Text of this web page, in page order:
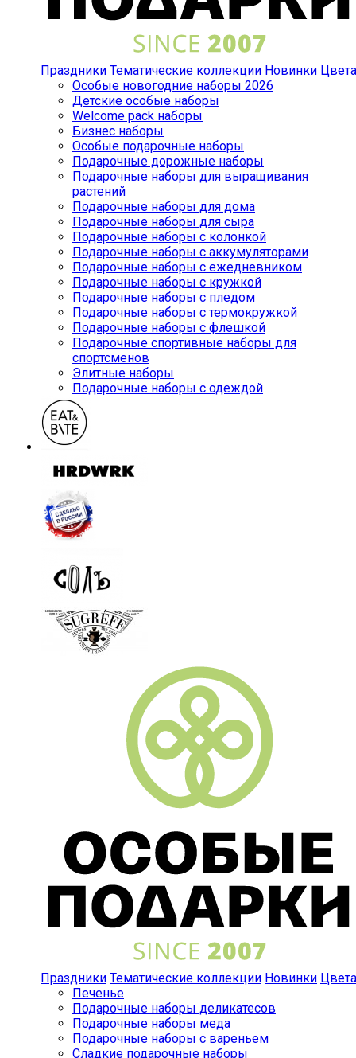
Праздники Тематические коллекции Новинки Цвета
Особые новогодние наборы 2026
Детские особые наборы
Welcome pack наборы
Бизнес наборы
Особые подарочные наборы
Подарочные дорожные наборы
Подарочные наборы для выращивания
растений
Подарочные наборы для дома
Подарочные наборы для сыра
Подарочные наборы с колонкой
Подарочные наборы с аккумуляторами
Подарочные наборы с ежедневником
Подарочные наборы с кружкой
Подарочные наборы с пледом
Подарочные наборы с термокружкой
Подарочные наборы с флешкой
Подарочные спортивные наборы для
спортсменов
Элитные наборы
Подарочные наборы с одеждой
Праздники Тематические коллекции Новинки Цвета
Печенье
Подарочные наборы деликатесов
Подарочные наборы меда
Подарочные наборы с вареньем
Сладкие подарочные наборы